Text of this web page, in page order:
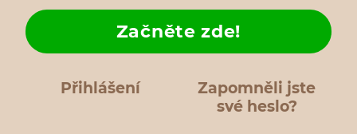
Přihlášení
Zapomněli jste
své heslo?
Začněte zde!